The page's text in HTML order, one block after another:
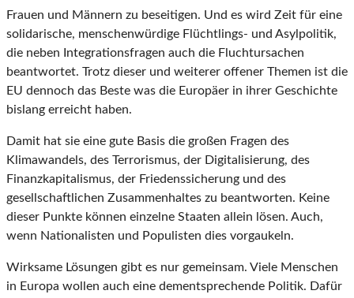
Frauen und Männern zu beseitigen. Und es wird Zeit für eine
solidarische, menschenwürdige Flüchtlings- und Asylpolitik,
die neben Integrationsfragen auch die Fluchtursachen
beantwortet. Trotz dieser und weiterer offener Themen ist die
EU dennoch das Beste was die Europäer in ihrer Geschichte
bislang erreicht haben.
Damit hat sie eine gute Basis die großen Fragen des
Klimawandels, des Terrorismus, der Digitalisierung, des
Finanzkapitalismus, der Friedenssicherung und des
gesellschaftlichen Zusammenhaltes zu beantworten. Keine
dieser Punkte können einzelne Staaten allein lösen. Auch,
wenn Nationalisten und Populisten dies vorgaukeln.
Wirksame Lösungen gibt es nur gemeinsam. Viele Menschen
in Europa wollen auch eine dementsprechende Politik. Dafür